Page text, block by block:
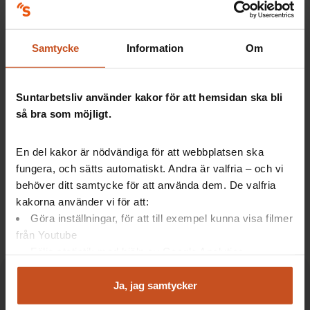
Samtycke Information Om
Suntarbetsliv använder kakor för att hemsidan ska bli
så bra som möjligt.
En del kakor är nödvändiga för att webbplatsen ska
fungera, och sätts automatiskt. Andra är valfria – och vi
behöver ditt samtycke för att använda dem. De valfria
kakorna använder vi för att:
Göra inställningar, för att till exempel kunna visa filmer
från Youtube
Analysera trafik för att kunna visa riktad information
Du kan när som helst återta ditt godkännande genom att
Ja, jag samtycker
politiker
Friskare arbetsplatser - så gjorde Region
Kalmar
Så blir ni en språkutvecklande
Artiklar: Forskning
Samsyn avgörande vid insatser
Han vill nyansera bilden av stress
Så skapar ni bättre arbetsplatsträffar